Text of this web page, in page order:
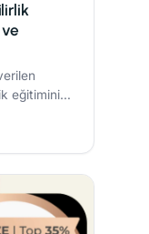
eğitimini